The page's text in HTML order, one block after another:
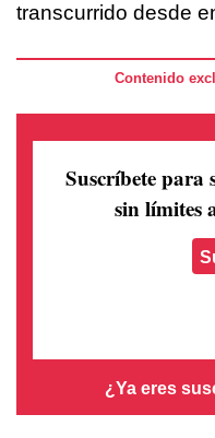
transcurrido desde
Contenido
Suscríbete para
sin límites
¿Ya eres